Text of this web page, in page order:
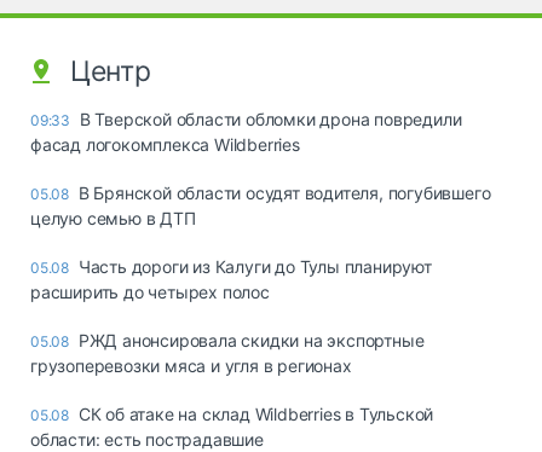
Центр
09:33
В Тверской области обломки дрона повредили
фасад логокомплекса Wildberries
05.08 В Брянской области осудят водителя, погубившего
целую семью в ДТП
05.08 Часть дороги из Калуги до Тулы планируют
расширить до четырех полос
05.08 РЖД анонсировала скидки на экспортные
грузоперевозки мяса и угля в регионах
05.08 СК об атаке на склад Wildberries в Тульской
области: есть пострадавшие